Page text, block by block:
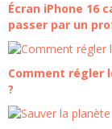
Écran iPhone 16
passer par un
Comment régler
?